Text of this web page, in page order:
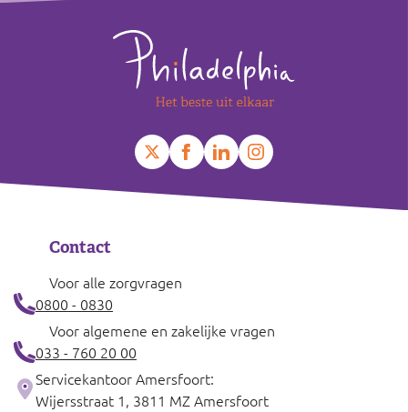
Contact
Voor alle zorgvragen
0800 - 0830
Voor algemene en zakelijke vragen
033 - 760 20 00
Servicekantoor Amersfoort:
Wijersstraat 1, 3811 MZ Amersfoort